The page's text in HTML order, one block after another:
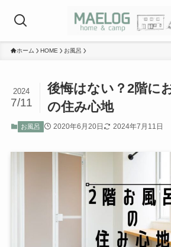
ホーム HOME お風呂
後悔はない？2階に
の住み心地
2024
7/11
お風呂 2020年6月20日 2024年7月11日